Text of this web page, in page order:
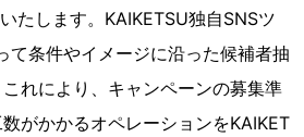
たします。KAIKETSU独自SNSツ
て条件やイメージに沿った候補者抽
れにより、キャンペーンの募集準
がかかるオペレーションをKAIKET